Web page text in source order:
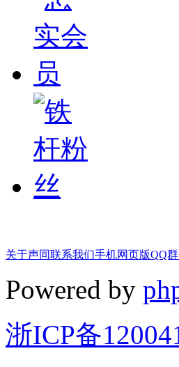
关于声同联系我们手机网页版QQ群
Powered by
浙ICP备